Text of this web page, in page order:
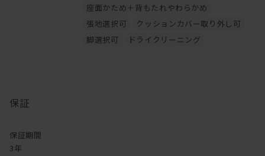
季節ごとに違った色でお楽しみ頂くのもお薦めです！
座面かため＋背もたれやわらかめ
張地選択可
クッションカバー取り外し可
脚選択可
ドライクリーニング
保証
保証期間
3年